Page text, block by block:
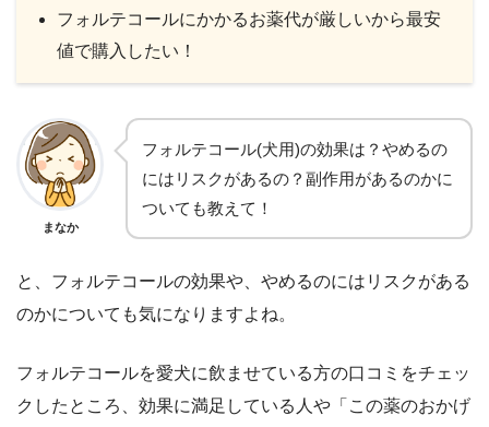
フォルテコールにかかるお薬代が厳しいから最安
値で購入したい！
まなか
フォルテコール(犬用)の効果は？やめるの
にはリスクがあるの？副作用があるのかに
ついても教えて！
と、フォルテコールの効果や、やめるのにはリスクがある
のかについても気になりますよね。
フォルテコールを愛犬に飲ませている方の口コミをチェッ
クしたところ、効果に満足している人や「この薬のおかげ